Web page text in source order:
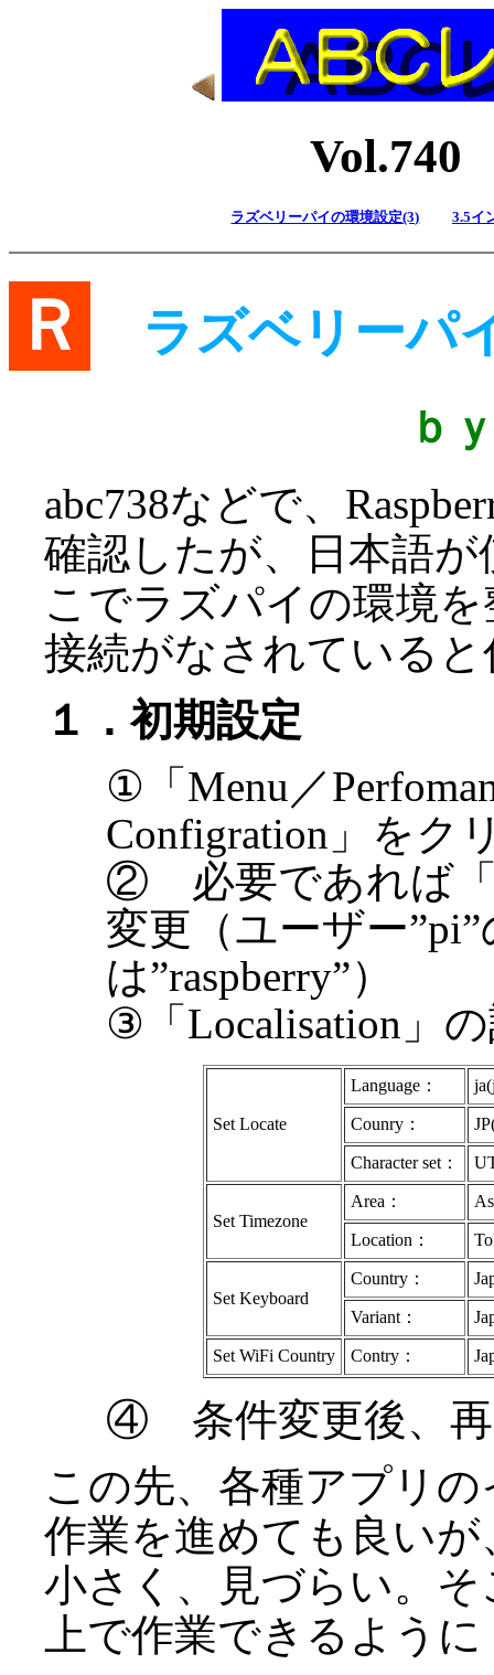
ラズベリーパイの環境設定(3) 3.5イ
Ｒ ラズベリーパ
ｂ
abc738などで、
確認したが、日本語
こでラズパイの環境
接続がなされていると
１．初期設定
①「Menu／
Configration」をク
② 必要であれば「
変更（ユーザー
は”raspberry”）
③「Localisation」
Set Locate
Language：
Counry：
Character set：
Set Timezone
Area：
Location：
Set Keyboard
Country：
Variant：
Set WiFi Country Contry：
④ 条件変更後、再
この先、各種アプリ
作業を進めても良い
小さく、見づらい。
上で作業できるよう